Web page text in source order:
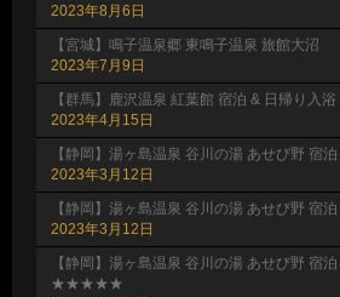
2023年8月6日
【宮城】鳴子温泉郷 東鳴子温泉 旅館大沼
2023年7月9日
【群馬】鹿沢温泉 紅葉館 宿泊 & 日帰り
2023年4月15日
【静岡】湯ヶ島温泉 谷川の湯 あせび野 宿
2023年3月12日
【静岡】湯ヶ島温泉 谷川の湯 あせび野 宿
2023年3月12日
【静岡】湯ヶ島温泉 谷川の湯 あせび野 宿
★★★★★